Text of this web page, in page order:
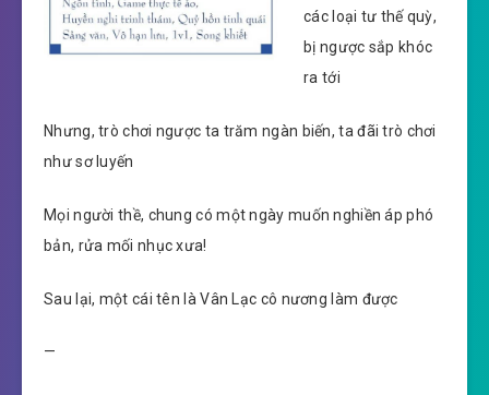
các loại tư thế quỳ,
bị ngược sắp khóc
ra tới
Nhưng, trò chơi ngược ta trăm ngàn biến, ta đãi trò chơi
như sơ luyến
Mọi người thề, chung có một ngày muốn nghiền áp phó
bản, rửa mối nhục xưa!
Sau lại, một cái tên là Vân Lạc cô nương làm được
—